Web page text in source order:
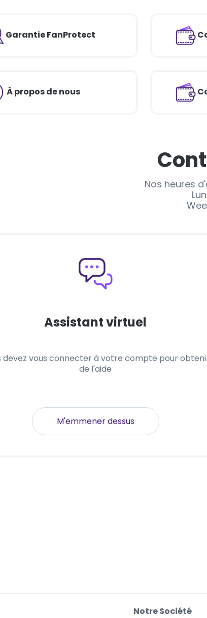
Garantie FanProtect
À propos de nous
Nos heures
Assistant virtuel
devez vous connecter à votre compte pour
de l'aide
M'emmener dessus
Notre Société